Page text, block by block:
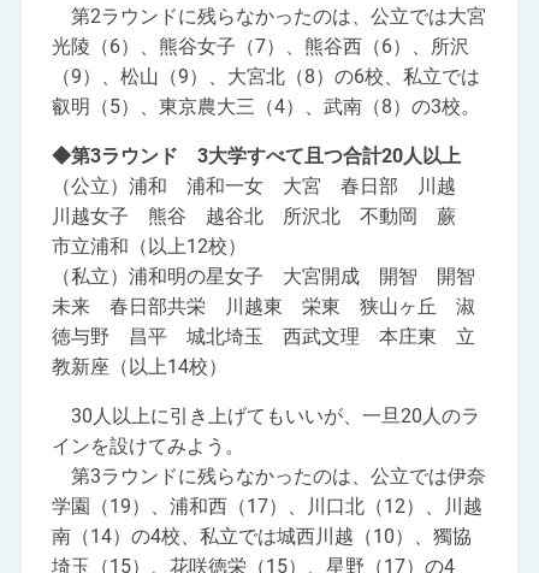
第2ラウンドに残らなかったのは、公立では大宮
光陵（6）、熊谷女子（7）、熊谷西（6）、所沢
（9）、松山（9）、大宮北（8）の6校、私立では
叡明（5）、東京農大三（4）、武南（8）の3校。
◆第3ラウンド 3大学すべて且つ合計20人以上
（公立）浦和 浦和一女 大宮 春日部 川越
川越女子 熊谷 越谷北 所沢北 不動岡 蕨
市立浦和（以上12校）
（私立）浦和明の星女子 大宮開成 開智 開智
未来 春日部共栄 川越東 栄東 狭山ヶ丘 淑
徳与野 昌平 城北埼玉 西武文理 本庄東 立
教新座（以上14校）
30人以上に引き上げてもいいが、一旦20人のラ
インを設けてみよう。
第3ラウンドに残らなかったのは、公立では伊奈
学園（19）、浦和西（17）、川口北（12）、川越
南（14）の4校、私立では城西川越（10）、獨協
埼玉（15）、花咲徳栄（15）、星野（17）の4